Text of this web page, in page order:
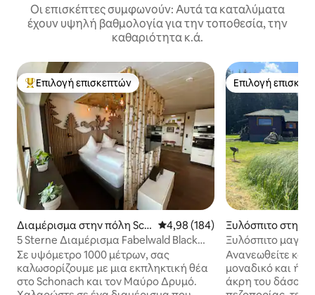
Οι επισκέπτες συμφωνούν: Αυτά τα καταλύματα
έχουν υψηλή βαθμολογία για την τοποθεσία, την
καθαριότητα κ.ά.
Κορυφαία επιλογή επισκεπτών
Επιλογή επισκεπτών
Διαμέρισμα στην πόλη Sch
onach im Schwarzwald
Μέση βαθμολογία: 4,98 στα 5,
4,98 (184)
5 Sterne Διαμέρισμα Fabelwald Black
Forest
Σε υψόμετρο 1000 μέτρων, σας
καλωσορίζουμε με μια εκπληκτική θέα
στο Schonach και τον Μαύρο Δρυμό.
Επιλογή
Επιλογή
Ξυλόσπιτο στην
nach im
Ξυλόσπιτο
Σβαρτσβαλντ
Ανανεωθείτε και
μοναδικό και
άκρη του